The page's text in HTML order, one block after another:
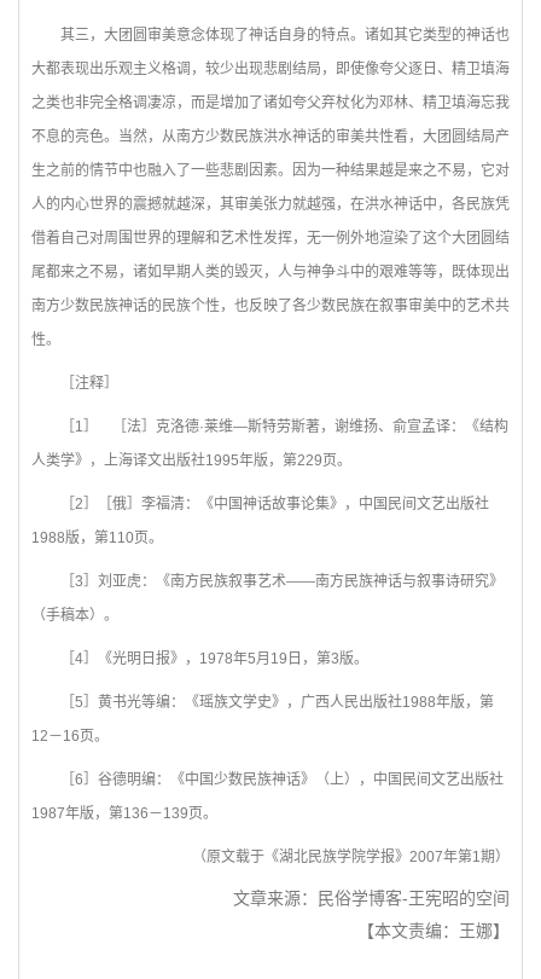
其三，大团圆审美意念体现了神话自身的特点。诸如其它类型的神话也
大都表现出乐观主义格调，较少出现悲剧结局，即使像夸父逐日、精卫填海
之类也非完全格调凄凉，而是增加了诸如夸父弃杖化为邓林、精卫填海忘我
不息的亮色。当然，从南方少数民族洪水神话的审美共性看，大团圆结局产
生之前的情节中也融入了一些悲剧因素。因为一种结果越是来之不易，它对
人的内心世界的震撼就越深，其审美张力就越强，在洪水神话中，各民族凭
借着自己对周围世界的理解和艺术性发挥，无一例外地渲染了这个大团圆结
尾都来之不易，诸如早期人类的毁灭，人与神争斗中的艰难等等，既体现出
南方少数民族神话的民族个性，也反映了各少数民族在叙事审美中的艺术共
性。
［注释］
［1］ ［法］克洛德·莱维—斯特劳斯著，谢维扬、俞宣孟译：《结构
人类学》，上海译文出版社1995年版，第229页。
［2］［俄］李福清：《中国神话故事论集》，中国民间文艺出版社
1988版，第110页。
［3］刘亚虎：《南方民族叙事艺术——南方民族神话与叙事诗研究》
（手稿本）。
［4］《光明日报》，1978年5月19日，第3版。
［5］黄书光等编：《瑶族文学史》，广西人民出版社1988年版，第
12－16页。
［6］谷德明编：《中国少数民族神话》（上），中国民间文艺出版社
1987年版，第136－139页。
（原文载于《湖北民族学院学报》2007年第1期）
文章来源：民俗学博客-王宪昭的空间
【本文责编：王娜】